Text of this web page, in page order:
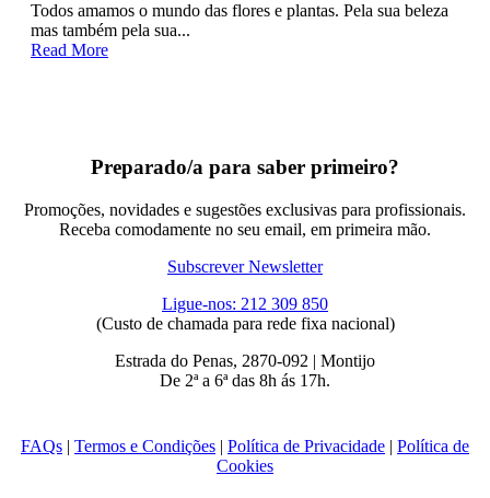
Todos amamos o mundo das flores e plantas. Pela sua beleza
mas também pela sua...
Read More
Preparado/a para saber primeiro?
Promoções, novidades e sugestões exclusivas para profissionais.
Receba comodamente no seu email, em primeira mão.
Subscrever Newsletter
Ligue-nos: 212 309 850
(Custo de chamada para rede fixa nacional)
Estrada do Penas, 2870-092 | Montijo
De 2ª a 6ª das 8h ás 17h.
FAQs | Termos e Condições | Política de Privacidade | Política de
Cookies